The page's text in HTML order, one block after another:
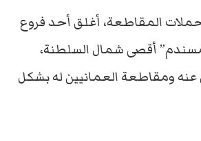
المقاطعة، أغلق أحد فروع
أقصى شمال السلطنة،
عنه ومقاطعة العمانيين له بشكل